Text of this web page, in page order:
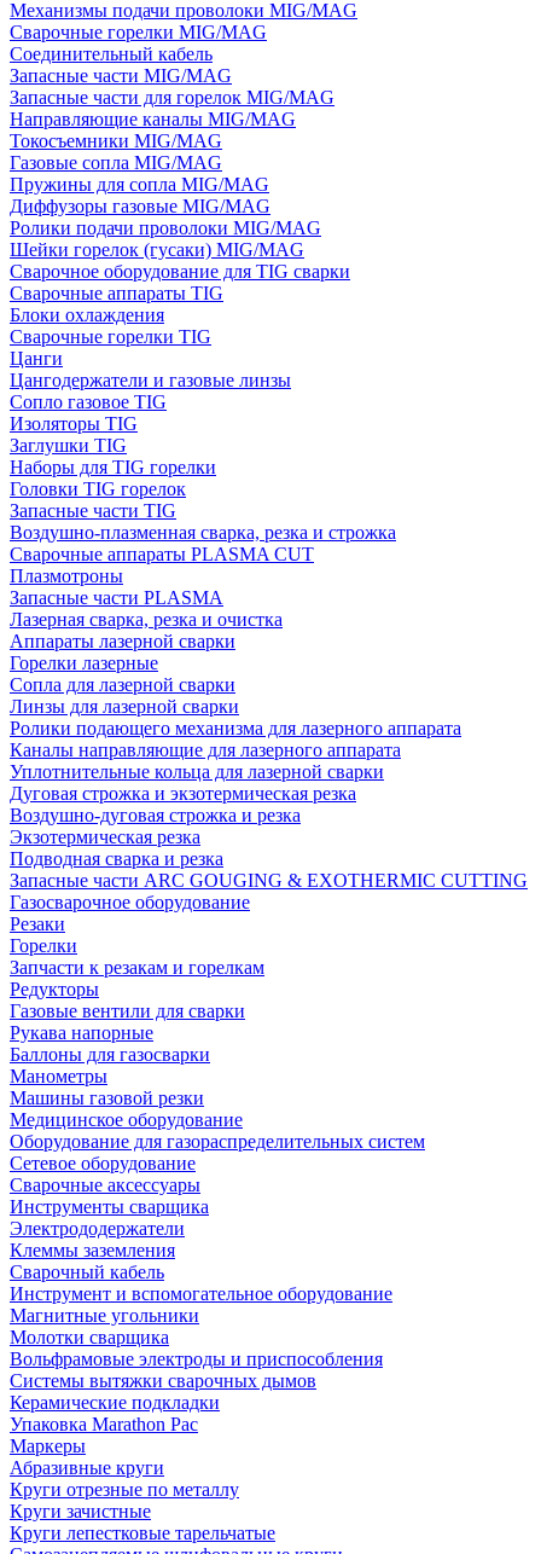
Механизмы подачи проволоки MIG/MAG
Сварочные горелки MIG/MAG
Соединительный кабель
Запасные части MIG/MAG
Запасные части для горелок MIG/MAG
Направляющие каналы MIG/MAG
Токосъемники MIG/MAG
Газовые сопла MIG/MAG
Пружины для сопла MIG/MAG
Диффузоры газовые MIG/MAG
Ролики подачи проволоки MIG/MAG
Шейки горелок (гусаки) MIG/MAG
Сварочное оборудование для TIG сварки
Сварочные аппараты TIG
Блоки охлаждения
Сварочные горелки TIG
Цанги
Цангодержатели и газовые линзы
Сопло газовое TIG
Изоляторы TIG
Заглушки TIG
Наборы для TIG горелки
Головки TIG горелок
Запасные части TIG
Воздушно-плазменная сварка, резка и строжка
Сварочные аппараты PLASMA CUT
Плазмотроны
Запасные части PLASMA
Лазерная сварка, резка и очистка
Аппараты лазерной сварки
Горелки лазерные
Сопла для лазерной сварки
Линзы для лазерной сварки
Ролики подающего механизма для лазерного аппарата
Каналы направляющие для лазерного аппарата
Уплотнительные кольца для лазерной сварки
Дуговая строжка и экзотермическая резка
Воздушно-дуговая строжка и резка
Экзотермическая резка
Подводная сварка и резка
Запасные части ARC GOUGING & EXOTHERMIC CUTTING
Газосварочное оборудование
Резаки
Горелки
Запчасти к резакам и горелкам
Редукторы
Газовые вентили для сварки
Рукава напорные
Баллоны для газосварки
Манометры
Машины газовой резки
Медицинское оборудование
Оборудование для газораспределительных систем
Сетевое оборудование
Сварочные аксессуары
Инструменты сварщика
Электрододержатели
Клеммы заземления
Сварочный кабель
Инструмент и вспомогательное оборудование
Магнитные угольники
Молотки сварщика
Вольфрамовые электроды и приспособления
Системы вытяжки сварочных дымов
Керамические подкладки
Упаковка Marathon Pac
Маркеры
Абразивные круги
Круги отрезные по металлу
Круги зачистные
Круги лепестковые тарельчатые